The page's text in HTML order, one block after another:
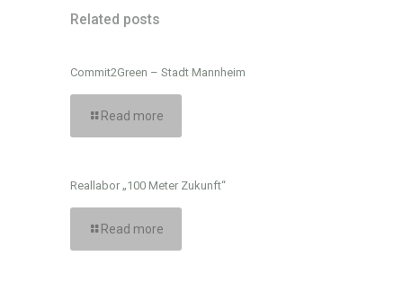
Related posts
Commit2Green – Stadt Mannheim
Read more
Reallabor „100 Meter Zukunft“
Read more